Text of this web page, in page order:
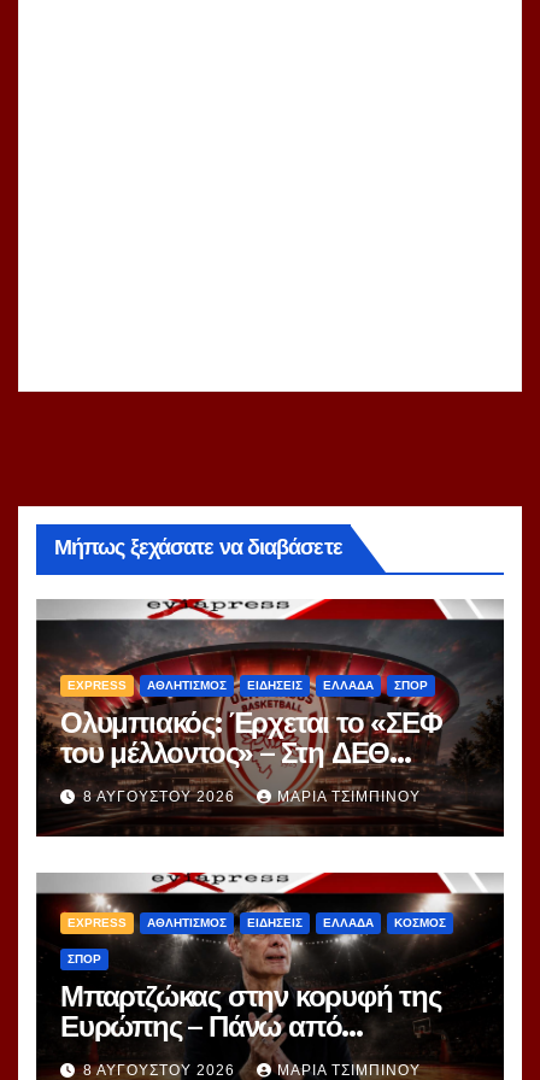
Μήπως ξεχάσατε να διαβάσετε
EXPRESS ΑΘΛΗΤΙΣΜΟΣ ΕΙΔΗΣΕΙΣ ΕΛΛΑΔΑ ΣΠΟΡ
Ολυμπιακός: Έρχεται το «ΣΕΦ
του μέλλοντος» – Στη ΔΕΘ
αποκαλύπτεται το μεγάλο
project 40ετίας
8 ΑΥΓΟΎΣΤΟΥ 2026 ΜΑΡΊΑ ΤΣΙΜΠΙΝΟΎ
EXPRESS ΑΘΛΗΤΙΣΜΟΣ ΕΙΔΗΣΕΙΣ ΕΛΛΑΔΑ ΚΟΣΜΟΣ
ΣΠΟΡ
Μπαρτζώκας στην κορυφή της
Ευρώπης – Πάνω από
Γιασικεβίτσιους και
8 ΑΥΓΟΎΣΤΟΥ 2026 ΜΑΡΊΑ ΤΣΙΜΠΙΝΟΎ